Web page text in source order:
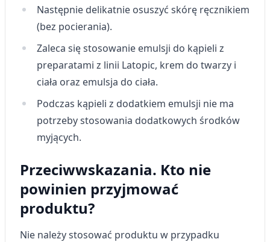
Następnie delikatnie osuszyć skórę ręcznikiem
(bez pocierania).
Zaleca się stosowanie emulsji do kąpieli z
preparatami z linii Latopic, krem do twarzy i
ciała oraz emulsja do ciała.
Podczas kąpieli z dodatkiem emulsji nie ma
potrzeby stosowania dodatkowych środków
myjących.
Przeciwwskazania. Kto nie
powinien przyjmować
produktu?
Nie należy stosować produktu w przypadku
Tworzenie profili w celu
spersonalizowanych reklam
Wykorzystanie profili do wyboru
spersonalizowanych reklam
Tworzenie profili w celu personalizacji treści
Wykorzystywanie profili w celu doboru
spersonalizowanych treści
Pomiar efektywności reklam
Pomiar efektywności treści
Rozumienie odbiorców dzięki statystyce lub
kombinacji danych z różnych źródeł